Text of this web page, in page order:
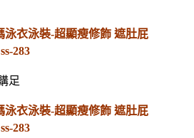
衣泳裝-超顯瘦修飾 遮肚屁
283
足
衣泳裝-超顯瘦修飾 遮肚屁
283